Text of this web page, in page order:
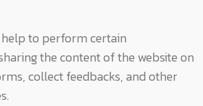
to perform certain
the content of the website on
collect feedbacks, and other